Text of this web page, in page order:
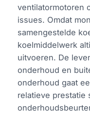
ventilatormotoren
issues. Omdat
samengestelde
koelmiddelwerk
uitvoeren. De
onderhoud en
onderhoud gaat
relatieve prestatie